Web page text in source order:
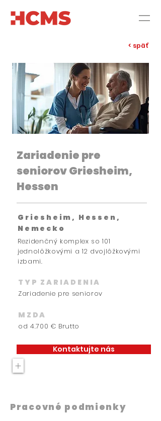
< späť
Zariadenie pre
seniorov Griesheim,
Hessen
Griesheim, Hessen,
Nemecko
Rezidenčný komplex so 101
jednolôžkovými a 12 dvojlôžkovými
izbami.
TYP ZARIADENIA
Zariadenie pre seniorov
MZDA
od 4.700 € Brutto
Kontaktujte nás
+
Pracovné podmienky